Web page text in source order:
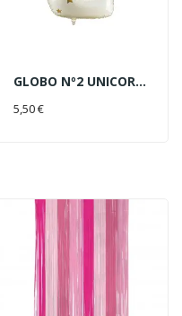
GLOBO Nº2 UNICORNIO 93CM
5,50 €